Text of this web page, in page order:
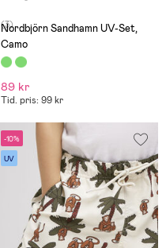
(3)
Nordbjörn Sandhamn UV-Set,
Camo
89 kr
Tid. pris: 99 kr
-10%
UV